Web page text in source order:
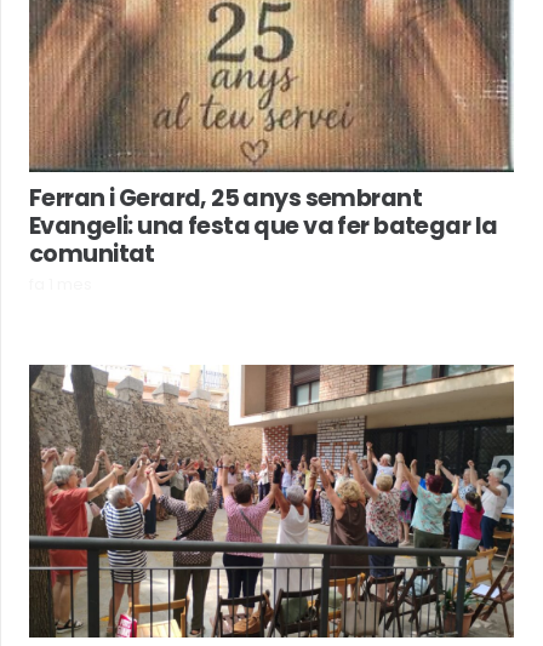
Ferran i Gerard, 25 anys sembrant
Evangeli: una festa que va fer bategar la
comunitat